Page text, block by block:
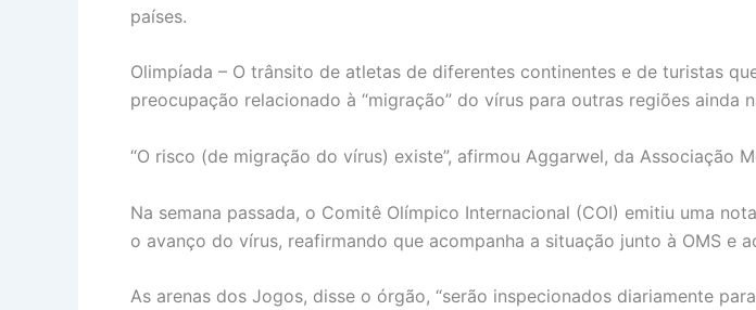
países.
Olimpíada – O trânsito de atletas de diferentes continentes e de turistas
preocupação relacionado à “migração” do vírus para outras regiões ainda
“O risco (de migração do vírus) existe”, afirmou Aggarwel, da Associação
Na semana passada, o Comitê Olímpico Internacional (COI) emitiu uma
o avanço do vírus, reafirmando que acompanha a situação junto à OMS e
As arenas dos Jogos, disse o órgão, “serão inspecionados diariamente